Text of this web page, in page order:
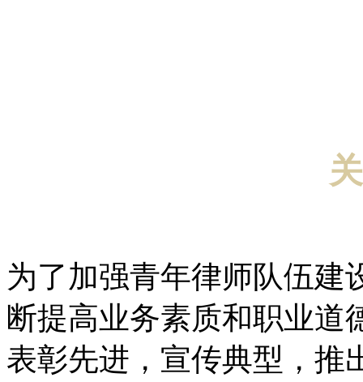
为了加强青年律师队伍建
断提高业务素质和职业道
表彰先进，宣传典型，推